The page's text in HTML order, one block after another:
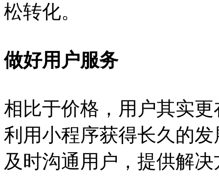
松转化。
做好用户服务
相比于价格，用户其实
利用小程序获得长久的
及时沟通用户，提供解